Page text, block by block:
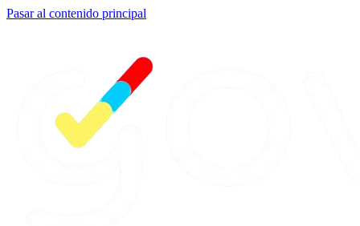
Pasar al contenido principal